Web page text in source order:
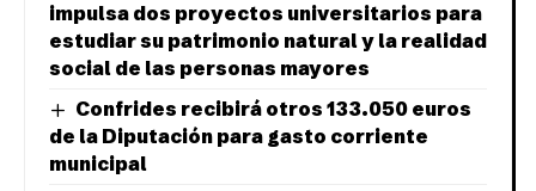
impulsa dos proyectos universitarios para
estudiar su patrimonio natural y la realidad
social de las personas mayores
Confrides recibirá otros 133.050 euros
de la Diputación para gasto corriente
municipal